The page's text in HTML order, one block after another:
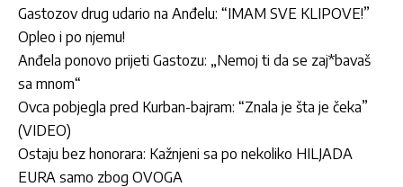
Gastozov drug udario na Anđelu: “IMAM SVE KLIPOVE!”
Opleo i po njemu!
Anđela ponovo prijeti Gastozu: „Nemoj ti da se zaj*bavaš
sa mnom“
Ovca pobjegla pred Kurban-bajram: “Znala je šta je čeka”
(VIDEO)
Ostaju bez honorara: Kažnjeni sa po nekoliko HILJADA
EURA samo zbog OVOGA